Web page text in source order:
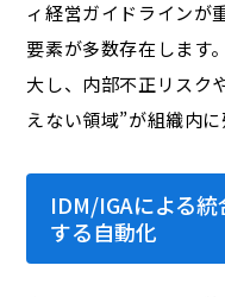
ィ経営ガイドラインが
要素が多数存在します
大し、内部不正リスク
えない領域”が組織内
IDM/IGAによる
する自動化